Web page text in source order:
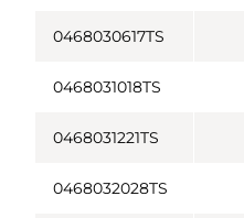
0468030617TS
0468031018TS
0468031221TS
0468032028TS